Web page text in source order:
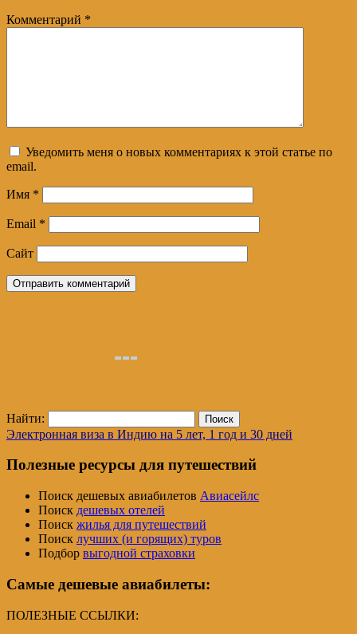
Комментарий *
Уведомить меня о новых комментариях к этой статье по
email.
Имя *
Email *
Сайт
Найти:
Электронная виза в Индию на 5 лет, 1 год и 30 дней
Полезные ресурсы для путешествий
Поиск дешевых авиабилетов Авиасейлс
Поиск дешевых отелей
Поиск жилья для путешествий
Поиск лучших (и горящих) туров
Подбор выгодной страховки
Самые дешевые авиабилеты:
ПОЛЕЗНЫЕ ССЫЛКИ: